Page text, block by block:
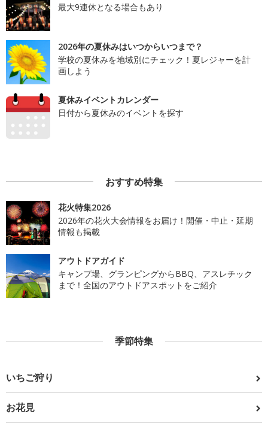
最大9連休となる場合もあり
2026年の夏休みはいつからいつまで？
学校の夏休みを地域別にチェック！夏レジャーを計
画しよう
夏休みイベントカレンダー
日付から夏休みのイベントを探す
おすすめ特集
花火特集2026
2026年の花火大会情報をお届け！開催・中止・延期
情報も掲載
アウトドアガイド
キャンプ場、グランピングからBBQ、アスレチック
まで！全国のアウトドアスポットをご紹介
季節特集
いちご狩り
お花見